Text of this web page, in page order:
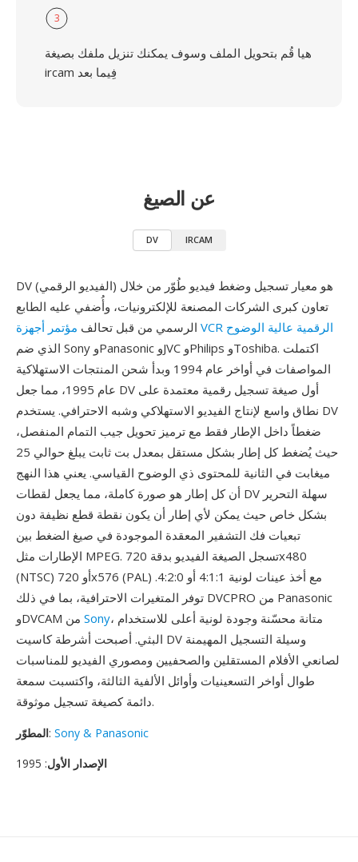
3
هيا قُم بتحويل الملف وسوف يمكنك تنزيل ملفك بصيغة
ircam فِيما بعد
عن الصيغ
DV IRCAM
DV (الفيديو الرقمي) هو معيار تسجيل وضغط فيديو طُوّر من خلال
تعاون كبرى الشركات المصنعة للإلكترونيات، وأُضفي عليه الطابع
الرسمي من قبل تحالف
مؤتمر أجهزة VCR الرقمية عالية الوضوح
الذي ضم Sony وPanasonic وJVC وPhilips وToshiba. اكتملت
المواصفات في أواخر عام 1994 وبدأ شحن المنتجات الاستهلاكية
عام 1995، مما جعل DV أول صيغة تسجيل رقمية معتمدة على
نطاق واسع لإنتاج الفيديو الاستهلاكي وشبه الاحترافي. يستخدم DV
ضغطاً داخل الإطار فقط مع ترميز تحويل جيب التمام المنفصل،
حيث يُضغط كل إطار بشكل مستقل بمعدل بت ثابت يبلغ حوالي 25
ميغابت في الثانية للمحتوى ذي الوضوح القياسي. يعني هذا النهج
أن كل إطار هو صورة كاملة، مما يجعل لقطات DV سهلة التحرير
بشكل خاص حيث يمكن لأي إطار أن يكون نقطة قطع نظيفة دون
تبعيات فك التشفير المعقدة الموجودة في صيغ الضغط بين
الإطارات مثل MPEG. تسجل الصيغة الفيديو بدقة 720x480
(NTSC) أو 720x576 (PAL) مع أخذ عينات لونية 4:1:1 أو 4:2:0.
توفر المتغيرات الاحترافية، بما في ذلك DVCPRO من Panasonic
Sony، متانة محسّنة وجودة لونية أعلى للاستخدام
البثي. أصبحت أشرطة كاسيت DV وسيلة التسجيل المهيمنة
لصانعي الأفلام المستقلين والصحفيين ومصوري الفيديو للمناسبات
طوال أواخر التسعينيات وأوائل الألفية الثالثة، واكتسبت سمعة
دائمة كصيغة تسجيل موثوقة.
المطوّر: Sony & Panasonic
الإصدار الأول: 1995